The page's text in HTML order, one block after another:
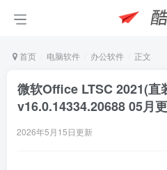
首页 电脑软件 办公软件 正文
微软Office LTSC 2021(直
v16.0.14334.20688 05月
2026年5月15日更新